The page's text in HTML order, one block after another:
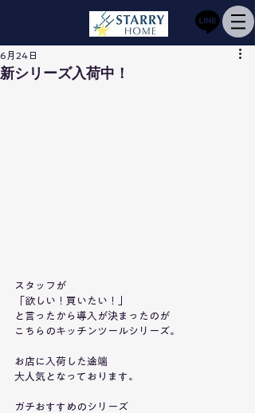
新シリーズ入荷中！
6月24日
スタッフが
「欲しい！買いたい！」
と言ったから導入が決まったのが
こちらのキッチンツールシリーズ。
お店に入荷した途端
大人気となっております。
ガチおすすめのシリーズ